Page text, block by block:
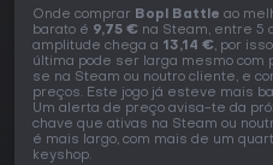
Onde comprar Bopl Battle ao
barato é 9,75 € na Steam, entre 5
amplitude chega a 13,14 €, por
última pode ser larga mesmo com
se na Steam ou noutro cliente, e
preços. Este jogo já esteve mais
Um alerta de preço avisa-te da
chave que ativas na Steam ou
é mais largo, com mais de um
keyshop.